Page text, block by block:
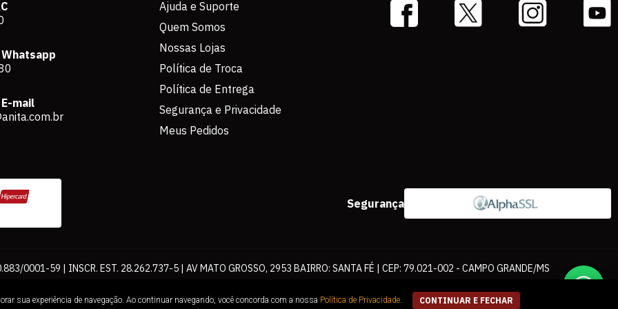
mail
Ajuda e Suporte
Quem Somos
Nossas Lojas
Política de Troca
Política de Entrega
Segurança e Privacidade
Meus Pedidos
Segurança
0001-59 | INSCR. EST. 28.262.737-5 | AV MATO GROSSO, 2953 BAIRRO: SANTA FÉ | CEP: 79.021-002 - CAMPO GRANDE/MS
Loja. É proibida a utilização total ou parcial sem nossa autorização.
sua experiência de navegação. Ao continuar navegando, você concorda com a nossa Política de Privacidade CONTINUAR E FECHAR